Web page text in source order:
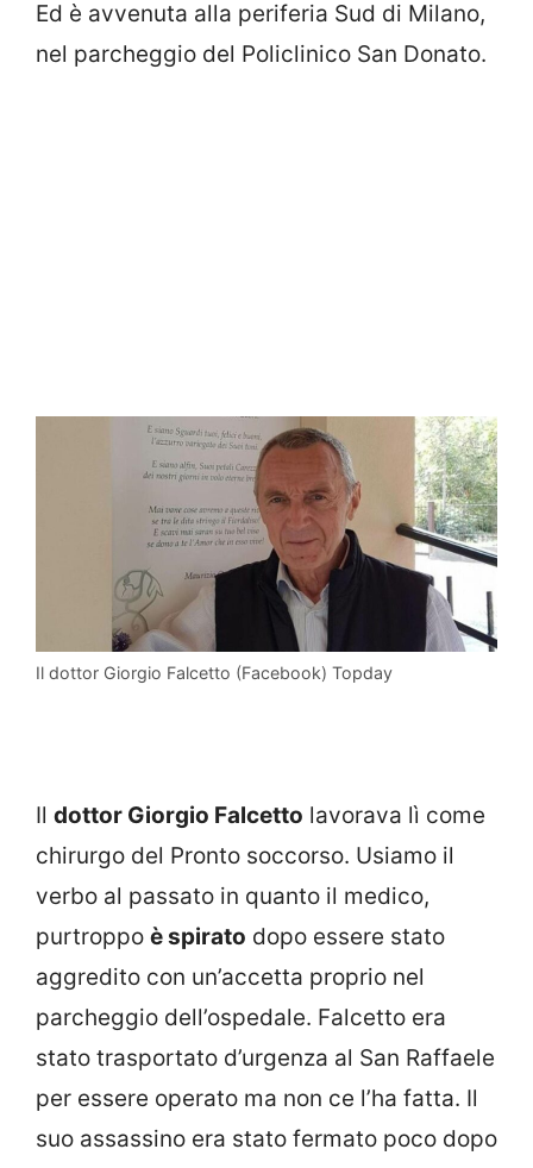
Ed è avvenuta alla periferia Sud di Milano,
nel parcheggio del Policlinico San Donato.
Il dottor Giorgio Falcetto (Facebook) Topday
Il dottor Giorgio Falcetto lavorava lì come
chirurgo del Pronto soccorso. Usiamo il
verbo al passato in quanto il medico,
purtroppo è spirato dopo essere stato
aggredito con un’accetta proprio nel
parcheggio dell’ospedale. Falcetto era
stato trasportato d’urgenza al San Raffaele
per essere operato ma non ce l’ha fatta. Il
suo assassino era stato fermato poco dopo